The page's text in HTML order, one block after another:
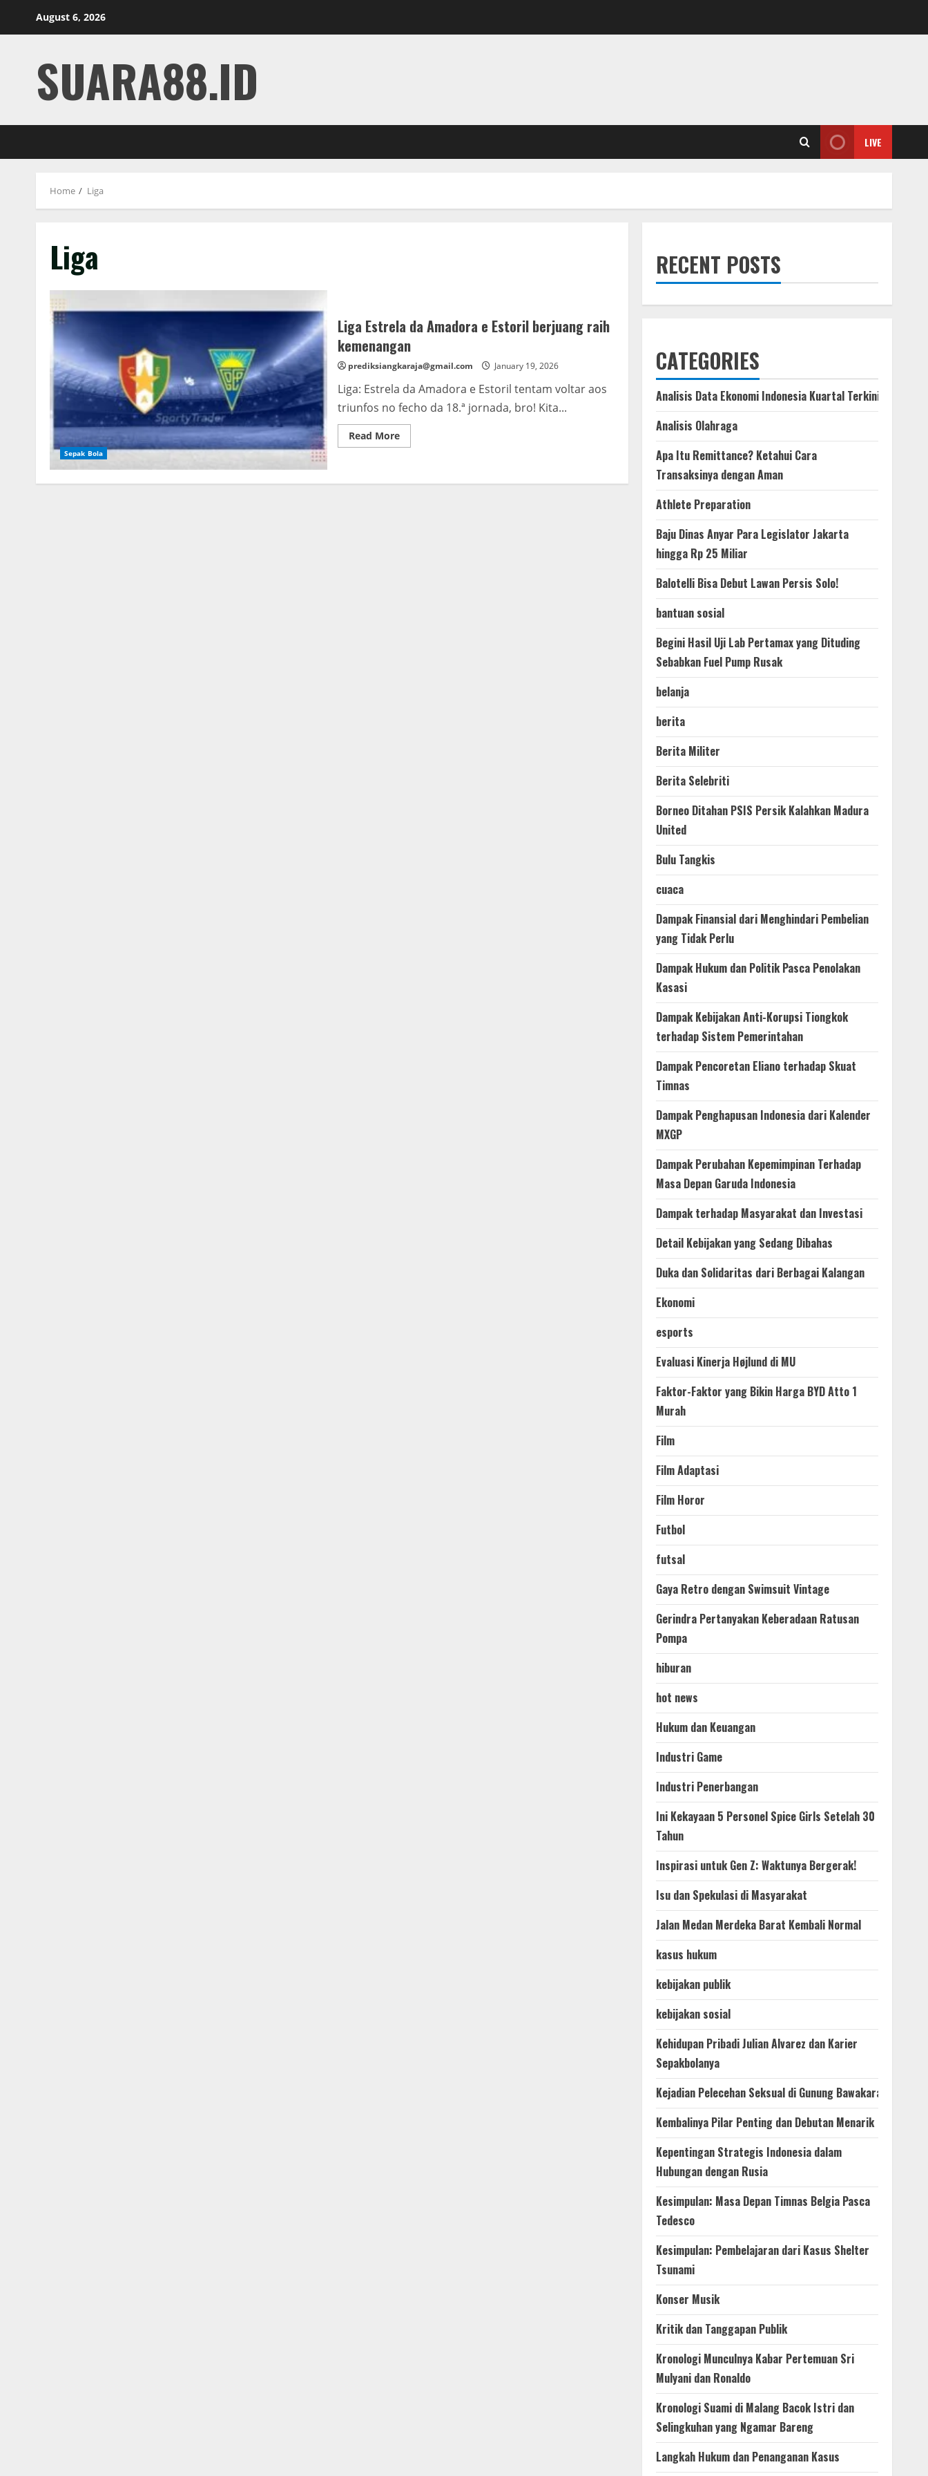
August 6, 2026
SUARA88.ID
LIVE
Home Liga
Liga
Sepak Bola
Liga Estrela da Amadora e Estoril berjuang raih
kemenangan
prediksiangkaraja@gmail.com January 19, 2026
Liga: Estrela da Amadora e Estoril tentam voltar aos
triunfos no fecho da 18.ª jornada, bro! Kita...
Read MoreRead
more
da
RECENT POSTS
CATEGORIES
Analisis Data Ekonomi Indonesia Kuartal Terkini
Analisis Olahraga
Apa Itu Remittance? Ketahui Cara
Transaksinya dengan Aman
Athlete Preparation
Baju Dinas Anyar Para Legislator Jakarta
hingga Rp 25 Miliar
Balotelli Bisa Debut Lawan Persis Solo!
bantuan sosial
Begini Hasil Uji Lab Pertamax yang Dituding
Sebabkan Fuel Pump Rusak
belanja
berita
Berita Militer
Berita Selebriti
Borneo Ditahan PSIS Persik Kalahkan Madura
United
Bulu Tangkis
cuaca
Dampak Finansial dari Menghindari Pembelian
yang Tidak Perlu
Dampak Hukum dan Politik Pasca Penolakan
Kasasi
Dampak Kebijakan Anti-Korupsi Tiongkok
terhadap Sistem Pemerintahan
Dampak Pencoretan Eliano terhadap Skuat
Timnas
Dampak Penghapusan Indonesia dari Kalender
MXGP
Dampak Perubahan Kepemimpinan Terhadap
Masa Depan Garuda Indonesia
Dampak terhadap Masyarakat dan Investasi
Detail Kebijakan yang Sedang Dibahas
Duka dan Solidaritas dari Berbagai Kalangan
Ekonomi
esports
Evaluasi Kinerja Højlund di MU
Faktor-Faktor yang Bikin Harga BYD Atto 1
Murah
Film
Film Adaptasi
Film Horor
Futbol
futsal
Gaya Retro dengan Swimsuit Vintage
Gerindra Pertanyakan Keberadaan Ratusan
Pompa
hiburan
hot news
Hukum dan Keuangan
Industri Game
Industri Penerbangan
Ini Kekayaan 5 Personel Spice Girls Setelah 30
Tahun
Inspirasi untuk Gen Z: Waktunya Bergerak!
Isu dan Spekulasi di Masyarakat
Jalan Medan Merdeka Barat Kembali Normal
kasus hukum
kebijakan publik
kebijakan sosial
Kehidupan Pribadi Julian Alvarez dan Karier
Sepakbolanya
Kejadian Pelecehan Seksual di Gunung Bawakaraeng
Kembalinya Pilar Penting dan Debutan Menarik
Kepentingan Strategis Indonesia dalam
Hubungan dengan Rusia
Kesimpulan: Masa Depan Timnas Belgia Pasca
Tedesco
Kesimpulan: Pembelajaran dari Kasus Shelter
Tsunami
Konser Musik
Kritik dan Tanggapan Publik
Kronologi Munculnya Kabar Pertemuan Sri
Mulyani dan Ronaldo
Kronologi Suami di Malang Bacok Istri dan
Selingkuhan yang Ngamar Bareng
Langkah Hukum dan Penanganan Kasus